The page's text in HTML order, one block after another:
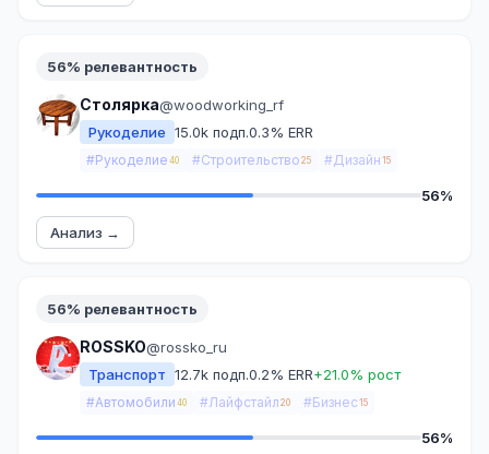
56% релевантность
Столярка@woodworking_rf
Рукоделие 15.0k подп.0.3% ERR
#Рукоделие 40 #Строительство 25 #Дизайн 15
56%
Анализ →
56% релевантность
ROSSKO@rossko_ru
Транспорт 12.7k подп.0.2% ERR+21.0% рост
#Автомобили 40 #Лайфстайл 20 #Бизнес 15
56%